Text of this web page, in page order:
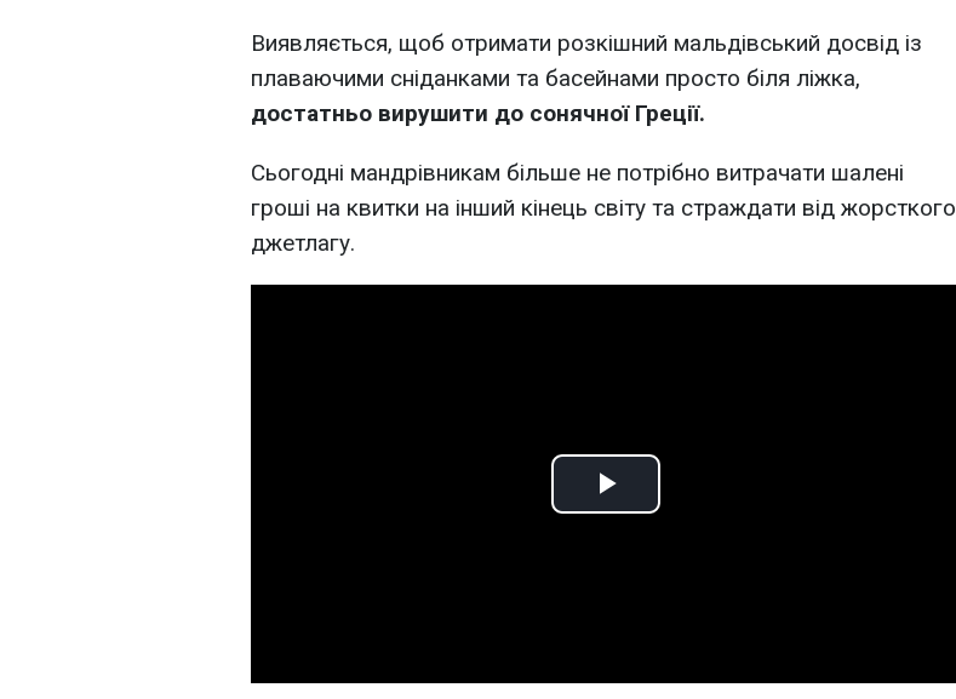
Виявляється, щоб отримати розкішний мальдівський досвід із
плаваючими сніданками та басейнами просто біля ліжка,
достатньо вирушити до сонячної Греції.
Сьогодні мандрівникам більше не потрібно витрачати шалені
гроші на квитки на інший кінець світу та страждати від жорсткого
джетлагу.
Play